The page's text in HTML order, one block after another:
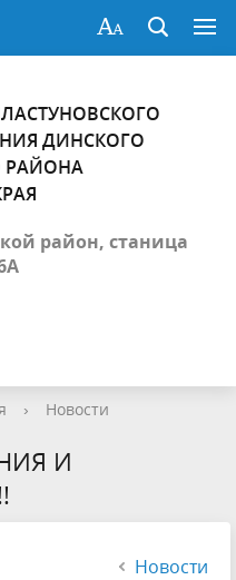
ДИНСКОГО
район, станица
› Новости
И
Новости